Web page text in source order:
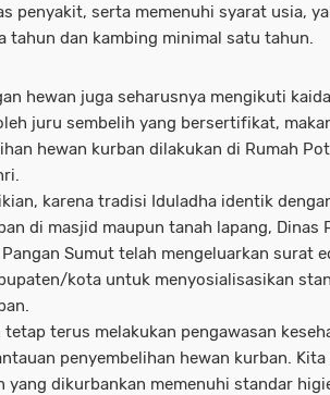
penyakit, serta memenuhi syarat usia,
tahun dan kambing minimal satu tahun.
hewan juga seharusnya mengikuti
juru sembelih yang bersertifikat,
hewan kurban dilakukan di Rumah
karena tradisi Iduladha identik
di masjid maupun tanah lapang, Dinas
Sumut telah mengeluarkan surat
kota untuk menyosialisasikan
tetap terus melakukan pengawasan
penyembelihan hewan kurban. Kita
yang dikurbankan memenuhi standar